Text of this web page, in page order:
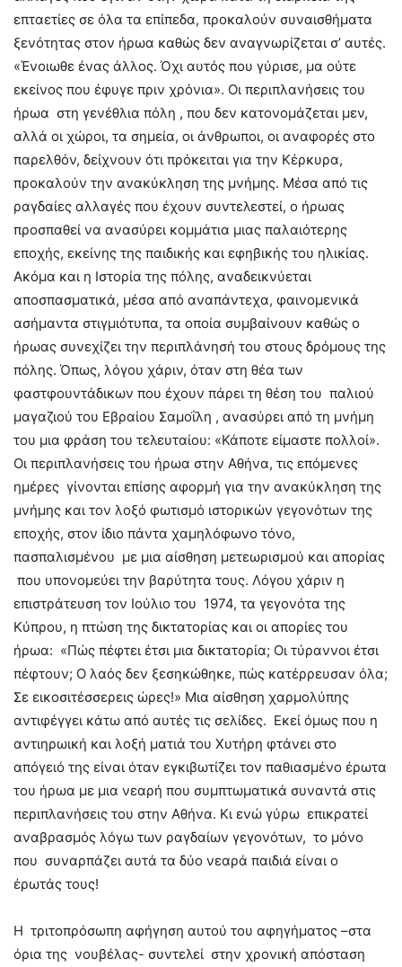
επταετίες σε όλα τα επίπεδα, προκαλούν συναισθήματα
ξενότητας στον ήρωα καθώς δεν αναγνωρίζεται σ’ αυτές.
«Ένοιωθε ένας άλλος. Όχι αυτός που γύρισε, μα ούτε
εκείνος που έφυγε πριν χρόνια». Οι περιπλανήσεις του
ήρωα στη γενέθλια πόλη , που δεν κατονομάζεται μεν,
αλλά οι χώροι, τα σημεία, οι άνθρωποι, οι αναφορές στο
παρελθόν, δείχνουν ότι πρόκειται για την Κέρκυρα,
προκαλούν την ανακύκληση της μνήμης. Μέσα από τις
ραγδαίες αλλαγές που έχουν συντελεστεί, ο ήρωας
προσπαθεί να ανασύρει κομμάτια μιας παλαιότερης
εποχής, εκείνης της παιδικής και εφηβικής του ηλικίας.
Ακόμα και η Ιστορία της πόλης, αναδεικνύεται
αποσπασματικά, μέσα από αναπάντεχα, φαινομενικά
ασήμαντα στιγμιότυπα, τα οποία συμβαίνουν καθώς ο
ήρωας συνεχίζει την περιπλάνησή του στους δρόμους της
πόλης. Όπως, λόγου χάριν, όταν στη θέα των
φαστφουντάδικων που έχουν πάρει τη θέση του παλιού
μαγαζιού του Εβραίου Σαμοΐλη , ανασύρει από τη μνήμη
του μια φράση του τελευταίου: «Κάποτε είμαστε πολλοί».
Οι περιπλανήσεις του ήρωα στην Αθήνα, τις επόμενες
ημέρες γίνονται επίσης αφορμή για την ανακύκληση της
μνήμης και τον λοξό φωτισμό ιστορικών γεγονότων της
εποχής, στον ίδιο πάντα χαμηλόφωνο τόνο,
πασπαλισμένου με μια αίσθηση μετεωρισμού και απορίας
που υπονομεύει την βαρύτητα τους. Λόγου χάριν η
επιστράτευση τον Ιούλιο του 1974, τα γεγονότα της
Κύπρου, η πτώση της δικτατορίας και οι απορίες του
ήρωα: «Πώς πέφτει έτσι μια δικτατορία; Οι τύραννοι έτσι
πέφτουν; O λαός δεν ξεσηκώθηκε, πώς κατέρρευσαν όλα;
Σε εικοσιτέσσερεις ώρες!» Μια αίσθηση χαρμολύπης
αντιφέγγει κάτω από αυτές τις σελίδες. Εκεί όμως που η
αντιηρωική και λοξή ματιά του Χυτήρη φτάνει στο
απόγειό της είναι όταν εγκιβωτίζει τον παθιασμένο έρωτα
του ήρωα με μια νεαρή που συμπτωματικά συναντά στις
περιπλανήσεις του στην Αθήνα. Κι ενώ γύρω επικρατεί
αναβρασμός λόγω των ραγδαίων γεγονότων, το μόνο
που συναρπάζει αυτά τα δύο νεαρά παιδιά είναι ο
έρωτάς τους!
Η τριτοπρόσωπη αφήγηση αυτού του αφηγήματος –στα
όρια της νουβέλας- συντελεί στην χρονική απόσταση